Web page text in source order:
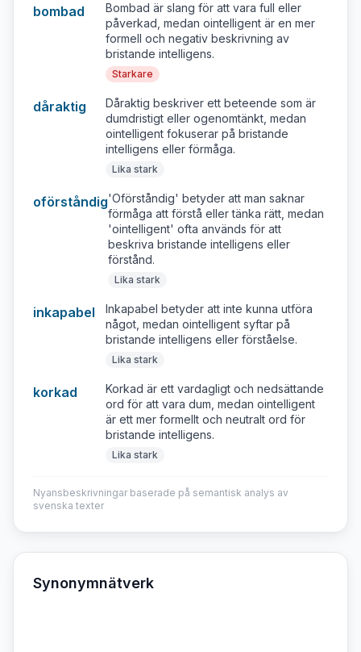
bombad
Bombad är slang för att vara full eller
påverkad, medan ointelligent är en mer
formell och negativ beskrivning av
bristande intelligens.
Starkare
dåraktig
Dåraktig beskriver ett beteende som är
dumdristigt eller ogenomtänkt, medan
ointelligent fokuserar på bristande
intelligens eller förmåga.
Lika stark
oförståndig'Oförståndig' betyder att man saknar
förmåga att förstå eller tänka rätt, medan
'ointelligent' ofta används för att
beskriva bristande intelligens eller
förstånd.
Lika stark
inkapabel
Inkapabel betyder att inte kunna utföra
något, medan ointelligent syftar på
bristande intelligens eller förståelse.
Lika stark
korkad
Korkad är ett vardagligt och nedsättande
ord för att vara dum, medan ointelligent
är ett mer formellt och neutralt ord för
bristande intelligens.
Lika stark
Nyansbeskrivningar baserade på semantisk analys av
svenska texter
Synonymnätverk